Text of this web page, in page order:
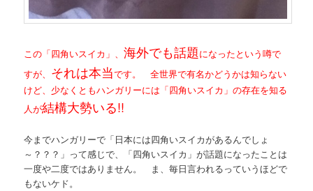
この「四角いスイカ」、海外でも話題になったという噂で
すが、 それは本当です。 全世界で有名かどうかは知らない
けど、少なくともハンガリーには「四角いスイカ」の存在を知る
人が結構大勢いる!!
今までハンガリーで「日本には四角いスイカがあるんでしょ
～？？？」って感じで、「四角いスイカ」が話題になったことは
一度や二度ではありません。 ま、毎日言われるっていうほどで
もないケド。